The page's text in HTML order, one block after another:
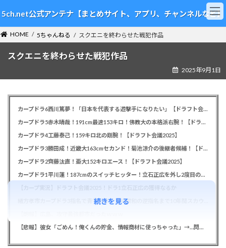
ン
テ
ン
ツ
ビ
ゲ
ー
シ
5ch.net公式アンテナ【まとめサイト、アプリ、チャンネルなど】
HOME 5ちゃんねる スクエニを終わらせた戦犯作品
スクエニを終わらせた戦犯作品
2025年9月1日
カープドラ6西川篤夢！「日本を代表する遊撃手になりたい」【ドラフト会議2025】
カープドラ5赤木晴哉！191cm最速153キロ！佛教大の本格派右腕！【ドラフト会議2025】
カープドラ4工藤泰己！159キロ北の剛腕！【ドラフト会議2025】
カープドラ3勝田成！近畿大163cmセカンド！菊池涼介の後継者候補！【ドラフト会議2025】
カープドラ2齊藤汰直！亜大152キロエース！【ドラフト会議2025】
カープドラ1平川蓮！187cmのスイッチヒッター！立石正広を外し2度目の重複も新井監督がクジを引き当てる！【ドラフト会議2025】
【悲報】彼女「ごめん！俺くんの貯金、情報商材に使っちゃった」→…問い詰めたらギャン泣きされたんだが俺が悪いのか？
続きを見る